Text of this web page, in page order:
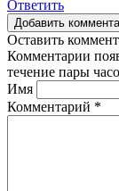
Ответить
Добавить
Оставить
Комментарии
течение пары
Имя
Комментарий *